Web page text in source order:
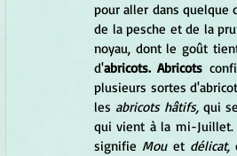
pour aller dans quelque
de la pesche et de la
noyau, dont le goût
d'abricots. Abricots
plusieurs sortes
les abricots hâtifs, qui
qui vient à la mi-Juillet.
signifie Mou et délicat,